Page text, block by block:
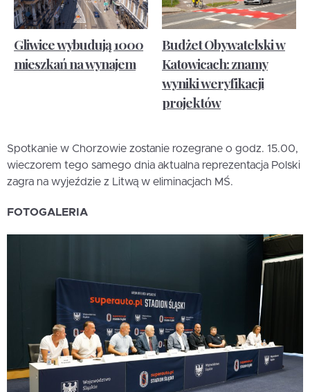
Gliwice wybudują 1000
mieszkań na wynajem
Budżet Obywatelski w
Katowicach: znamy
wyniki weryfikacji
projektów
Spotkanie w Chorzowie zostanie rozegrane o godz. 15.00,
wieczorem tego samego dnia aktualna reprezentacja Polski
zagra na wyjeździe z Litwą w eliminacjach MŚ.
FOTOGALERIA